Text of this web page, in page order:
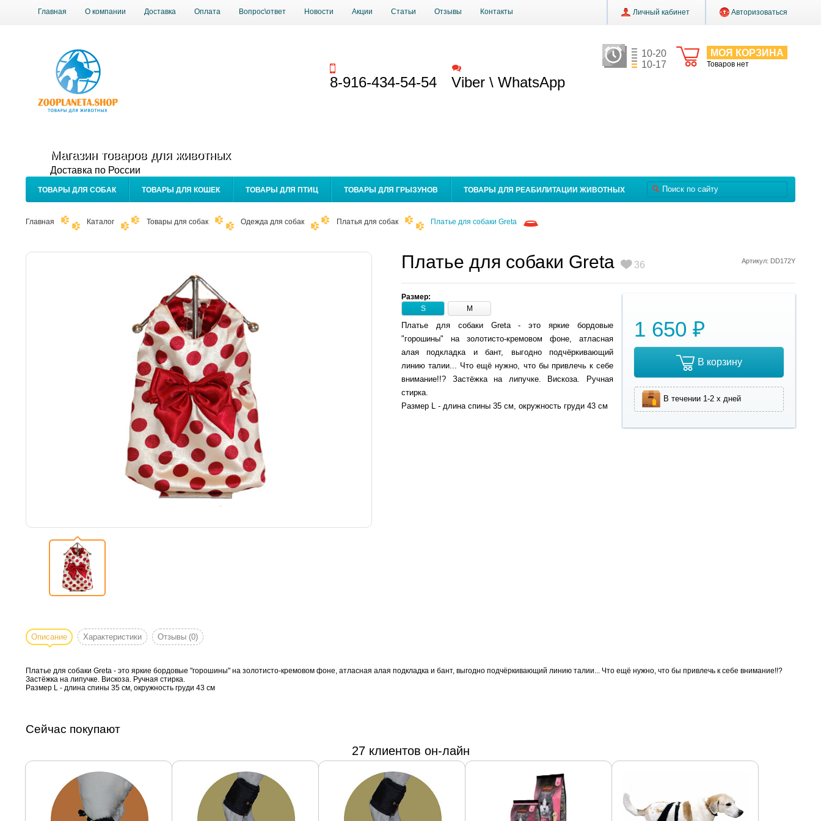
Главная О компании Доставка Оплата Вопрос\ответ Новости Акции Статьи Отзывы Контакты Личный кабинет Авторизоваться
МОЯ КОРЗИНА
Товаров нет
10-20
10-17
Магазин товаров для животных
Доставка по России
8-916-434-54-54 Viber \ WhatsApp
ТОВАРЫ ДЛЯ СОБАК ТОВАРЫ ДЛЯ КОШЕК ТОВАРЫ ДЛЯ ПТИЦ ТОВАРЫ ДЛЯ ГРЫЗУНОВ ТОВАРЫ ДЛЯ РЕАБИЛИТАЦИИ ЖИВОТНЫХ
Главная Каталог Товары для собак Одежда для собак Платья для собак Платье для собаки Greta
Артикул: DD172Y
Платье для собаки Greta 36
Размер:
S
M
1 650 ₽
В корзину
В течении 1-2 х дней
Платье для собаки Greta - это яркие бордовые
"горошины" на золотисто-кремовом фоне, атласная
алая подкладка и бант, выгодно подчёркивающий
линию талии... Что ещё нужно, что бы привлечь к себе
внимание!!? Застёжка на липучке. Вискоза. Ручная
стирка.
Размер L - длина спины 35 см, окружность груди 43 см
Описание Характеристики Отзывы (0)
Платье для собаки Greta - это яркие бордовые "горошины" на золотисто-кремовом фоне, атласная алая подкладка и бант, выгодно подчёркивающий линию талии... Что ещё нужно, что бы привлечь к себе внимание!!?
Застёжка на липучке. Вискоза. Ручная стирка.
Размер L - длина спины 35 см, окружность груди 43 см
Сейчас покупают
27 клиентов он-лайн